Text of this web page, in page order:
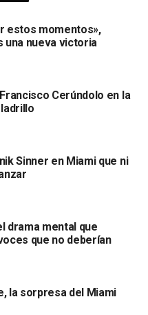
estos momentos»,
una nueva victoria
Cerúndolo en la
Sinner en Miami que ni
drama mental que
que no deberían
la sorpresa del Miami